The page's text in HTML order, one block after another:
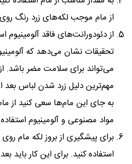
از مام موجب لکه‌های زرد رنگ
از دئودورانت‌های فاقد آلومینیوم
تحقیقات نشان می‌دهد که
می‌تواند برای سلامت مضر باشد.
مهم‌ترین دلیل زرد شدن لباس بعد
به جای این مام‌ها سعی کنید از
مواد مصنوعی و آلومینیوم
برای پیشگیری از بروز لکه مام
استفاده کنید. برای این کار باید